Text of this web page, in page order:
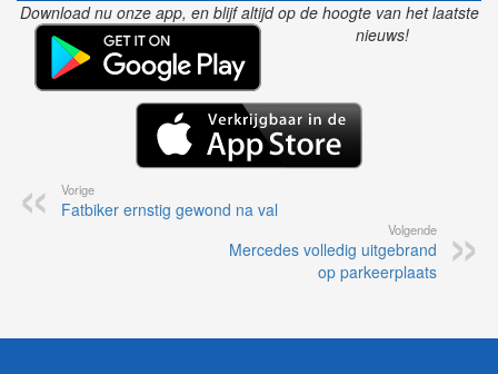
Download nu onze app, en blijf altijd op de hoogte van het laatste
nieuws!
Vorige
Fatbiker ernstig gewond na val
Volgende
Mercedes volledig uitgebrand
op parkeerplaats